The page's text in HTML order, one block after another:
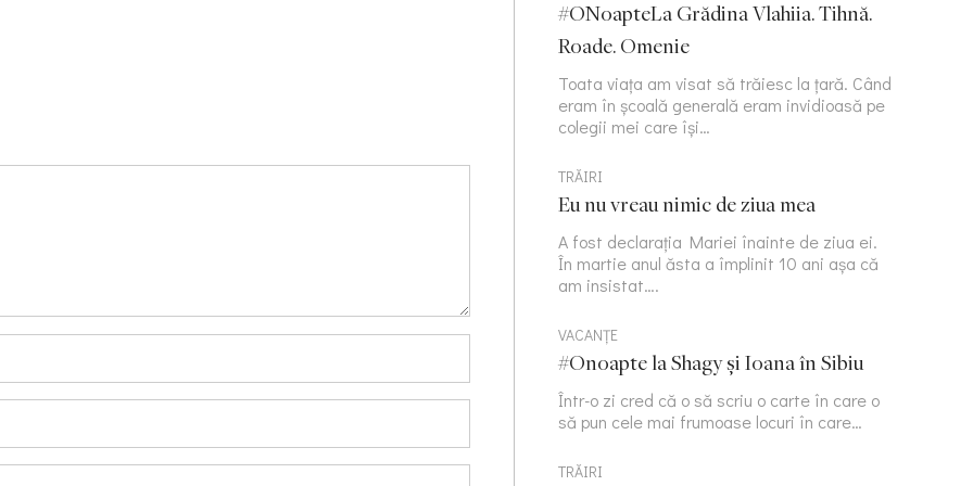
#ONoapteLa Grădina Vlahiia. Tihnă.
Roade. Omenie
Toata viața am visat să trăiesc la țară. Când
eram în școală generală eram invidioasă pe
colegii mei care își…
TRĂIRI
Eu nu vreau nimic de ziua mea
A fost declarația Mariei înainte de ziua ei.
În martie anul ăsta a împlinit 10 ani așa că
am insistat….
VACANȚE
#Onoapte la Shagy și Ioana în Sibiu
Într-o zi cred că o să scriu o carte în care o
să pun cele mai frumoase locuri în care…
TRĂIRI